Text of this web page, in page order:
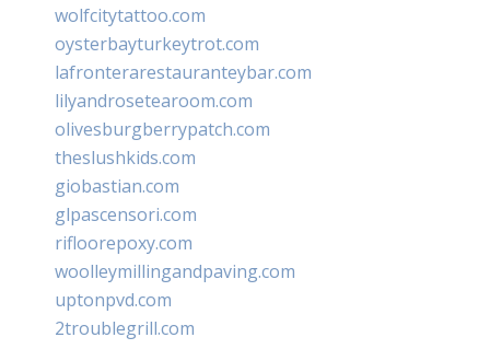
wolfcitytattoo.com
oysterbayturkeytrot.com
lafronterarestauranteybar.com
lilyandrosetearoom.com
olivesburgberrypatch.com
theslushkids.com
giobastian.com
glpascensori.com
rifloorepoxy.com
woolleymillingandpaving.com
uptonpvd.com
2troublegrill.com